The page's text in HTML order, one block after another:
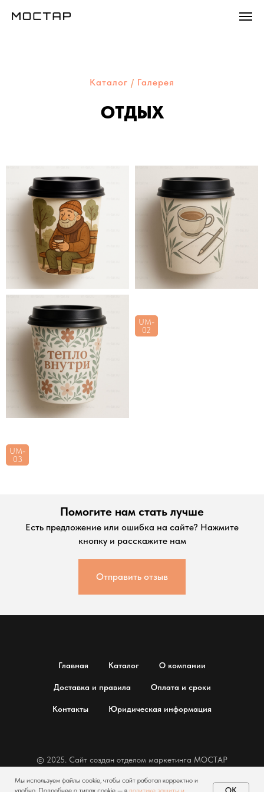
Каталог / Галерея
ОТДЫХ
01
UM-
02
UM-
03
Мы используем файлы cookie, чтобы сайт работал корректно и
удобно. Подробнее о типах cookie — в политике защиты и
Помогите нам стать лучше
Есть предложение или ошибка на сайте? Нажмите
кнопку и расскажите нам
Отправить отзыв
Главная Каталог О компании
Доставка и правила Оплата и сроки
Контакты Юридическая информация
© 2025. Сайт создан отделом маркетинга МОСТАР